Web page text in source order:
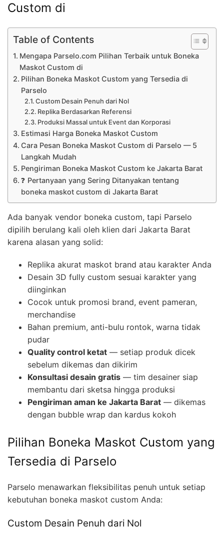
Custom di
Table of Contents
Mengapa Parselo.com Pilihan Terbaik untuk Boneka
Maskot Custom di
Pilihan Boneka Maskot Custom yang Tersedia di
Parselo
Custom Desain Penuh dari Nol
Replika Berdasarkan Referensi
Produksi Massal untuk Event dan Korporasi
Estimasi Harga Boneka Maskot Custom
Cara Pesan Boneka Maskot Custom di Parselo — 5
Langkah Mudah
Pengiriman Boneka Maskot Custom ke Jakarta Barat
❓ Pertanyaan yang Sering Ditanyakan tentang
boneka maskot custom di Jakarta Barat
Ada banyak vendor boneka custom, tapi Parselo
dipilih berulang kali oleh klien dari Jakarta Barat
karena alasan yang solid:
Replika akurat maskot brand atau karakter Anda
Desain 3D fully custom sesuai karakter yang
diinginkan
Cocok untuk promosi brand, event pameran,
merchandise
Bahan premium, anti-bulu rontok, warna tidak
pudar
Quality control ketat — setiap produk dicek
sebelum dikemas dan dikirim
Konsultasi desain gratis — tim desainer siap
membantu dari sketsa hingga produksi
Pengiriman aman ke Jakarta Barat — dikemas
dengan bubble wrap dan kardus kokoh
Pilihan Boneka Maskot Custom yang
Tersedia di Parselo
Parselo menawarkan fleksibilitas penuh untuk setiap
kebutuhan boneka maskot custom Anda:
Custom Desain Penuh dari Nol